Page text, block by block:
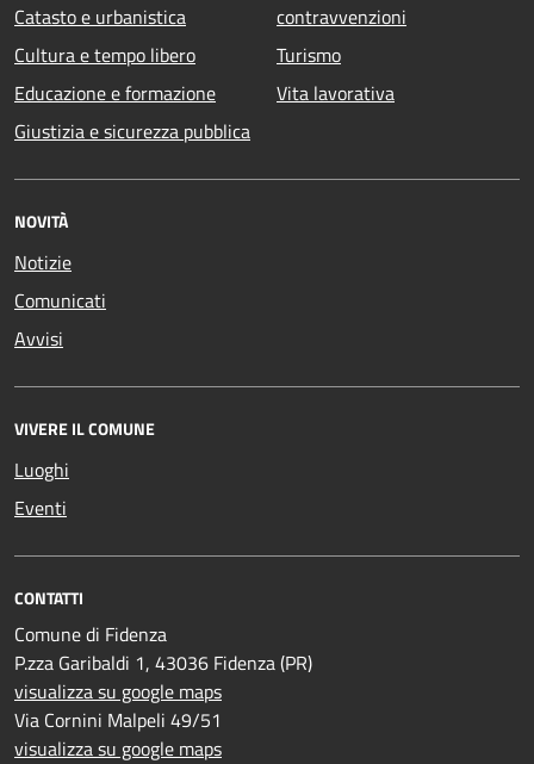
Catasto e urbanistica
Cultura e tempo libero
Educazione e formazione
Giustizia e sicurezza pubblica
contravvenzioni
Turismo
Vita lavorativa
NOVITÀ
Notizie
Comunicati
Avvisi
VIVERE IL COMUNE
Luoghi
Eventi
CONTATTI
Comune di Fidenza
P.zza Garibaldi 1, 43036 Fidenza (PR)
visualizza su google maps
Via Cornini Malpeli 49/51
visualizza su google maps